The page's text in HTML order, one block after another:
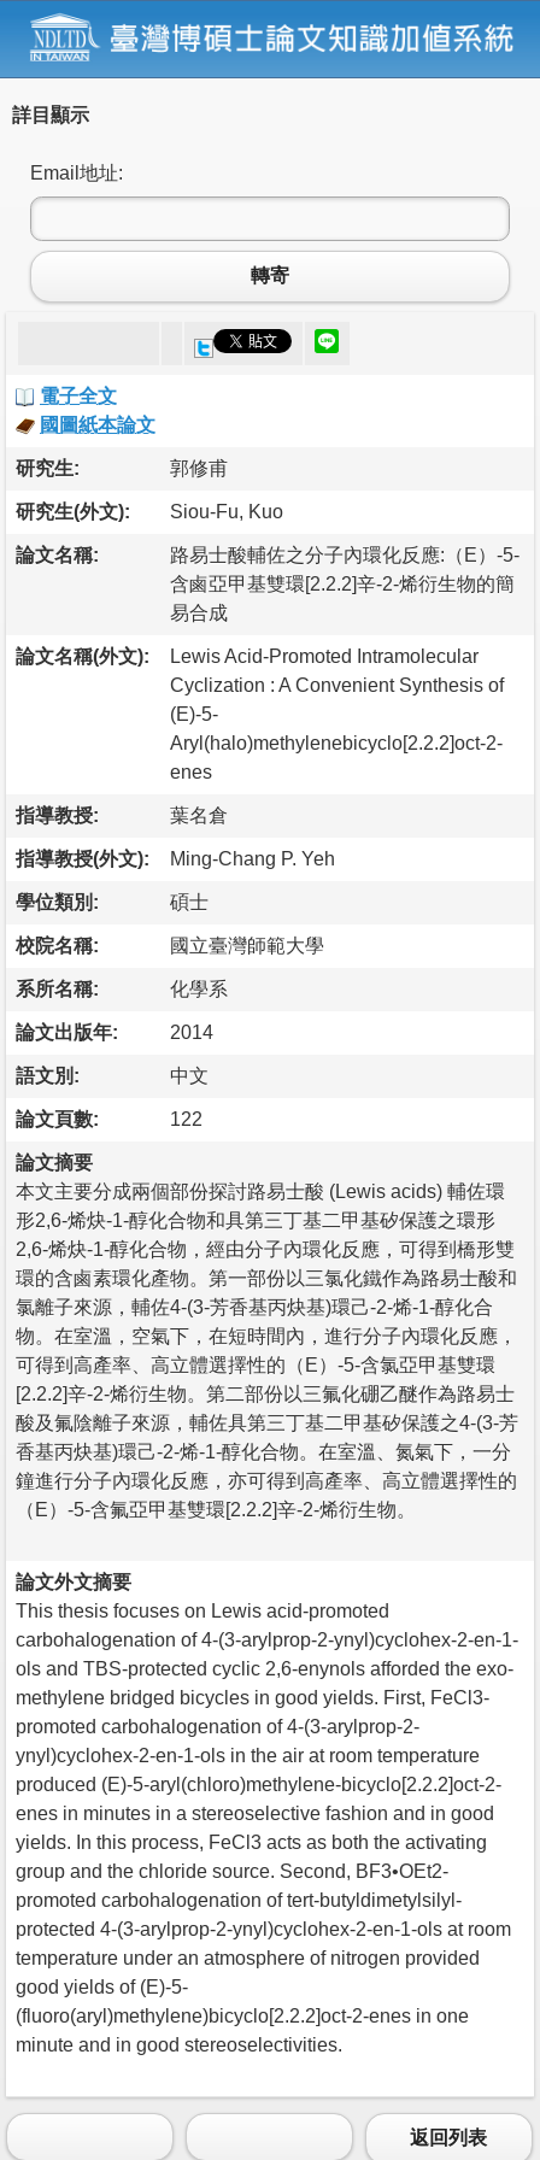
詳目顯示
Email地址:
轉寄
電子全文
國圖紙本論文
研究生: 郭修甫
研究生(外文): Siou-Fu, Kuo
論文名稱:
路易士酸輔佐之分子內環化反應:（E）-5-
含鹵亞甲基雙環[2.2.2]辛-2-烯衍生物的簡
易合成
論文名稱(外文):
Lewis Acid-Promoted Intramolecular
Cyclization : A Convenient Synthesis of
(E)-5-
Aryl(halo)methylenebicyclo[2.2.2]oct-2-
enes
指導教授: 葉名倉
指導教授(外文): Ming-Chang P. Yeh
學位類別: 碩士
校院名稱: 國立臺灣師範大學
系所名稱: 化學系
論文出版年: 2014
語文別: 中文
論文頁數: 122
論文摘要
本文主要分成兩個部份探討路易士酸 (Lewis acids) 輔佐環
形2,6-烯炔-1-醇化合物和具第三丁基二甲基矽保護之環形
2,6-烯炔-1-醇化合物，經由分子內環化反應，可得到橋形雙
環的含鹵素環化產物。第一部份以三氯化鐵作為路易士酸和
氯離子來源，輔佐4-(3-芳香基丙炔基)環己-2-烯-1-醇化合
物。在室溫，空氣下，在短時間內，進行分子內環化反應，
可得到高產率、高立體選擇性的（E）-5-含氯亞甲基雙環
[2.2.2]辛-2-烯衍生物。第二部份以三氟化硼乙醚作為路易士
酸及氟陰離子來源，輔佐具第三丁基二甲基矽保護之4-(3-芳
香基丙炔基)環己-2-烯-1-醇化合物。在室溫、氮氣下，一分
鐘進行分子內環化反應，亦可得到高產率、高立體選擇性的
（E）-5-含氟亞甲基雙環[2.2.2]辛-2-烯衍生物。
論文外文摘要
This thesis focuses on Lewis acid-promoted
carbohalogenation of 4-(3-arylprop-2-ynyl)cyclohex-2-en-1-
ols and TBS-protected cyclic 2,6-enynols afforded the exo-
methylene bridged bicycles in good yields. First, FeCl3-
promoted carbohalogenation of 4-(3-arylprop-2-
ynyl)cyclohex-2-en-1-ols in the air at room temperature
produced (E)-5-aryl(chloro)methylene-bicyclo[2.2.2]oct-2-
enes in minutes in a stereoselective fashion and in good
yields. In this process, FeCl3 acts as both the activating
group and the chloride source. Second, BF3•OEt2-
promoted carbohalogenation of tert-butyldimetylsilyl-
protected 4-(3-arylprop-2-ynyl)cyclohex-2-en-1-ols at room
temperature under an atmosphere of nitrogen provided
good yields of (E)-5-
(fluoro(aryl)methylene)bicyclo[2.2.2]oct-2-enes in one
minute and in good stereoselectivities.
返回列表